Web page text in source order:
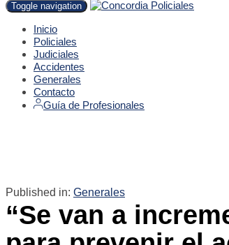
Toggle navigation
Inicio
Policiales
Judiciales
Accidentes
Generales
Contacto
Guía de Profesionales
Published in: Generales
“Se van a